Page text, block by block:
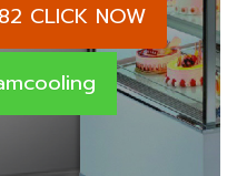
CLICK NOW